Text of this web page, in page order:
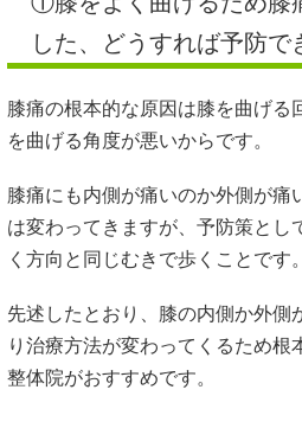
した、どうすれば予防で
膝痛の根本的な原因は膝を曲げる
を曲げる角度が悪いからです。
膝痛にも内側が痛いのか外側が痛
は変わってきますが、予防策とし
く方向と同じむきで歩くことです。
先述したとおり、膝の内側か外側
り治療方法が変わってくるため根
整体院がおすすめです。